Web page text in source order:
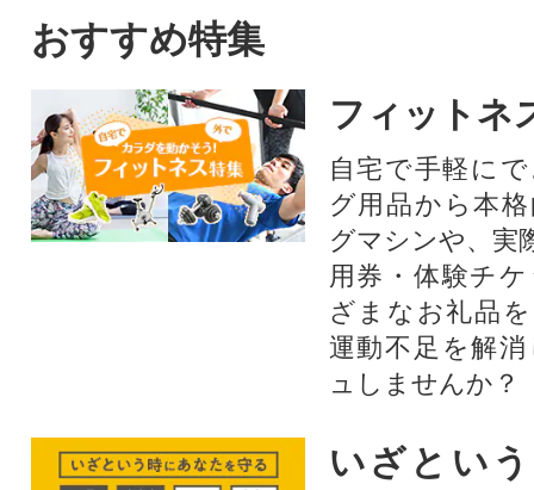
おすすめ特集
フィットネ
自宅で手軽に
グ用品から本
グマシンや、実
用券・体験チ
ざまなお礼品
運動不足を解
ュしませんか？
いざとい